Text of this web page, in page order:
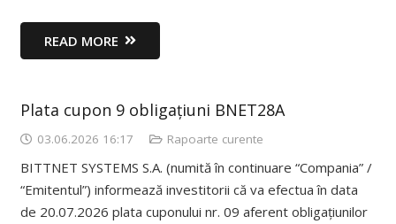
READ MORE
Plata cupon 9 obligațiuni BNET28A
03.06.2026 16:17 Rapoarte curente
BITTNET SYSTEMS S.A. (numită în continuare “Compania” /
“Emitentul”) informează investitorii că va efectua în data
de 20.07.2026 plata cuponului nr. 09 aferent obligațiunilor